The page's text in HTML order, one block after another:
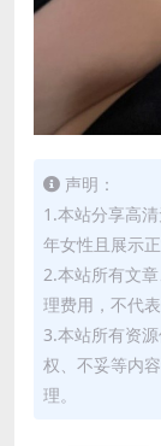
声明：
1.本站分享高
年女性且展示
2.本站所有文
理费用，不代
3.本站所有资
权、不妥等内
理。